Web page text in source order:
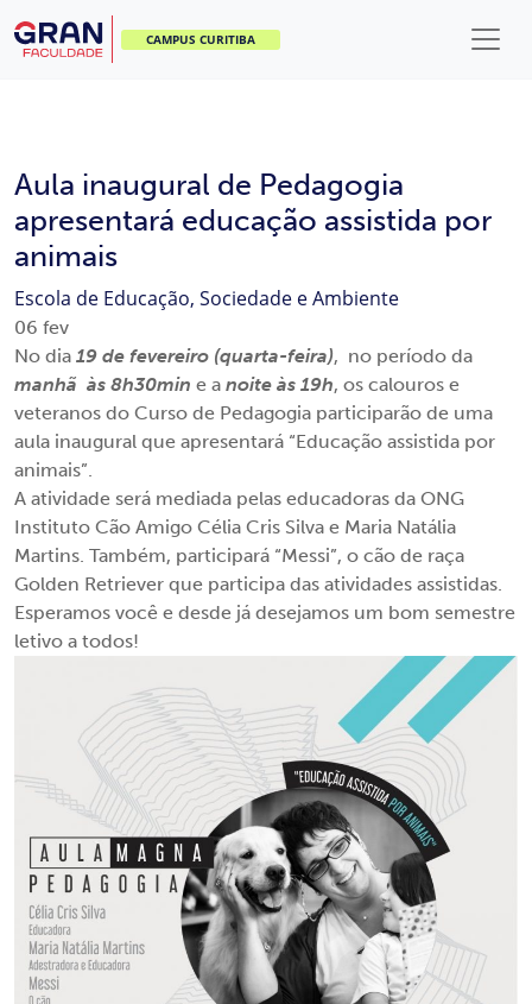
CAMPUS CURITIBA
Aula inaugural de Pedagogia
apresentará educação assistida por
animais
Escola de Educação, Sociedade e Ambiente
06 fev
No dia 19 de fevereiro (quarta-feira), no período da
manhã às 8h30min e a noite às 19h, os calouros e
veteranos do Curso de Pedagogia participarão de uma
aula inaugural que apresentará “Educação assistida por
animais”.
A atividade será mediada pelas educadoras da ONG
Instituto Cão Amigo Célia Cris Silva e Maria Natália
Martins. Também, participará “Messi”, o cão de raça
Golden Retriever que participa das atividades assistidas.
Esperamos você e desde já desejamos um bom semestre
letivo a todos!